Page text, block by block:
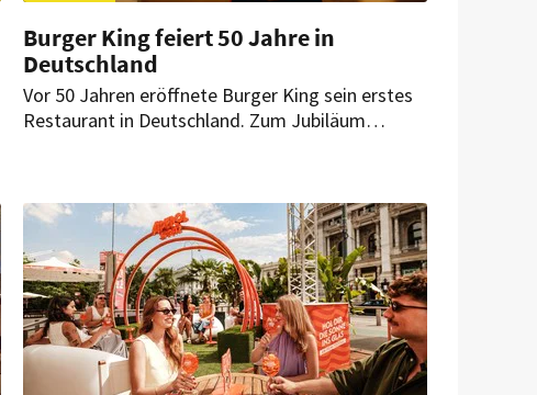
Burger King feiert 50 Jahre in
Deutschland
Vor 50 Jahren eröffnete Burger King sein erstes
Restaurant in Deutschland. Zum Jubiläum